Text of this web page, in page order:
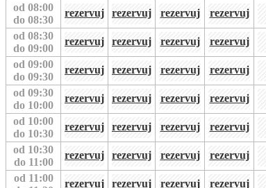
od 08:00
do 08:30
rezervuj rezervuj rezervuj rezervuj
od 08:30
do 09:00
rezervuj rezervuj rezervuj rezervuj
od 09:00
do 09:30
rezervuj rezervuj rezervuj rezervuj
od 09:30
do 10:00
rezervuj rezervuj rezervuj rezervuj
od 10:00
do 10:30
rezervuj rezervuj rezervuj rezervuj
od 10:30
do 11:00
rezervuj rezervuj rezervuj rezervuj
od 11:00
rezervuj rezervuj rezervuj rezervuj